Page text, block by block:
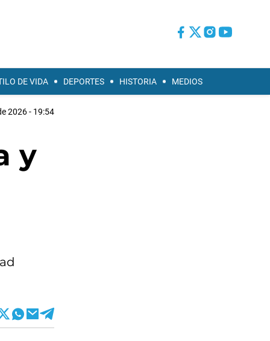
DE VIDA DEPORTES HISTORIA MEDIOS
2026 - 19:54
y